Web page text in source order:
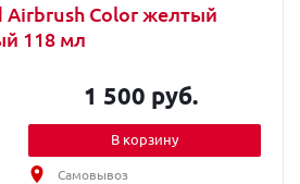
Airbrush Color желтый
118 мл
1 500 руб.
В корзину
Самовывоз